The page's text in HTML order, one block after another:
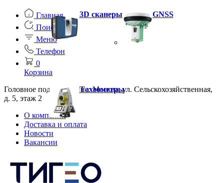
Главная
Поиск
Меню
Телефон
0
Корзина
Головное подразделение: Москва, ул. Сельскохозяйственная,
д. 5, этаж 2
О компании
Доставка и оплата
Новости
Вакансии
3D сканеры GNSS
Тахеометры